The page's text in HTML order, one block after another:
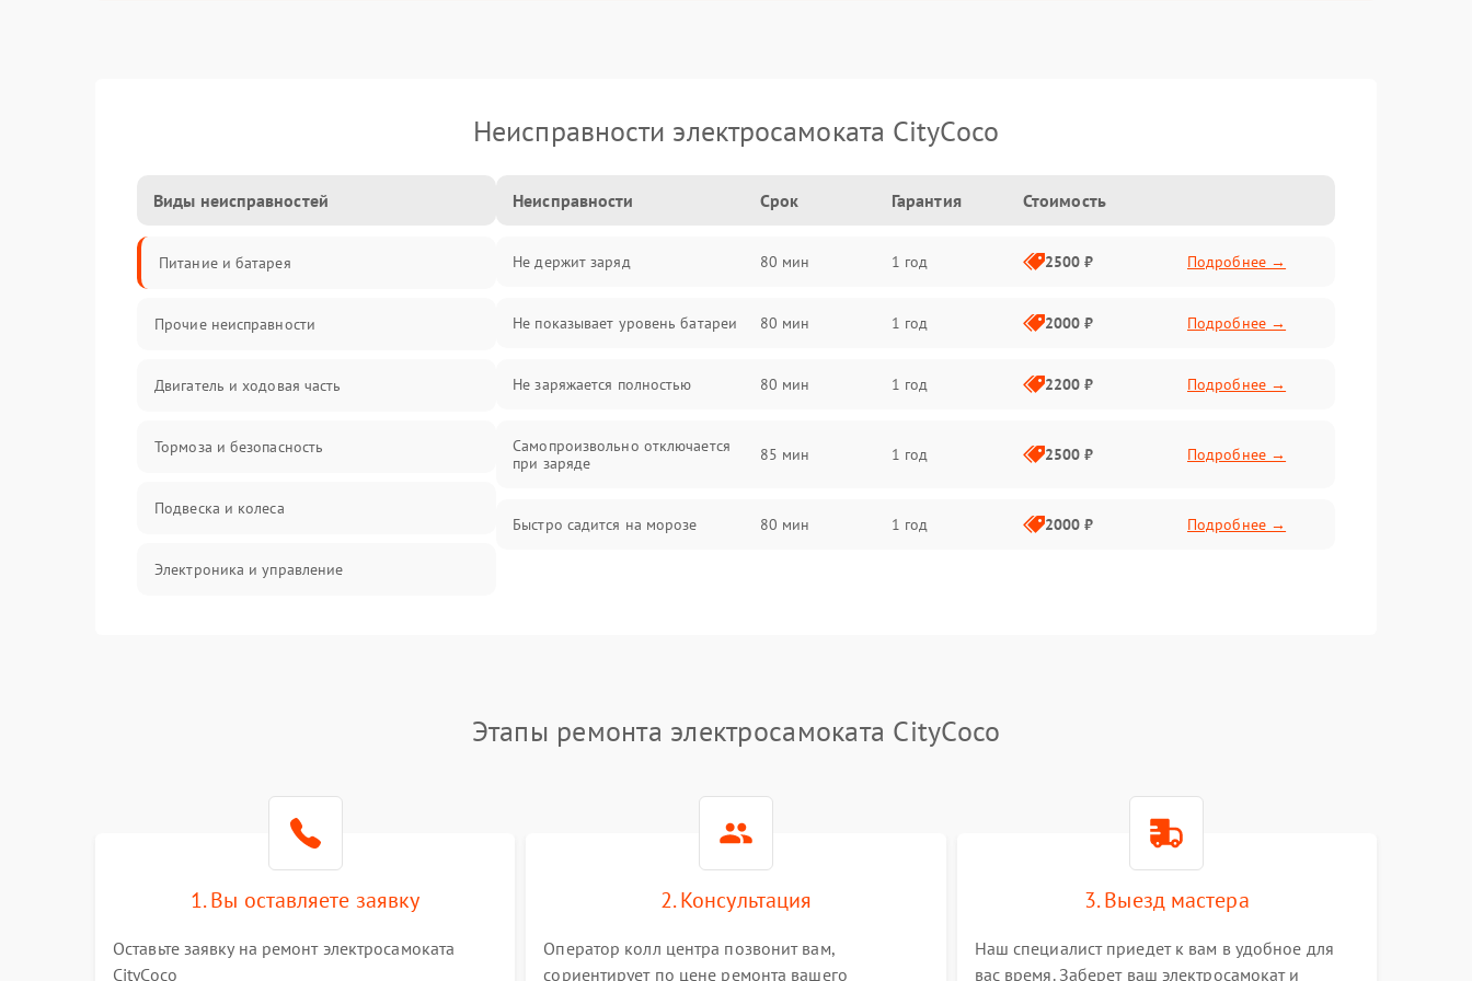
Неисправности электросамоката CityCoco
Виды неисправностей
Питание и батарея
Прочие неисправности
Двигатель и ходовая часть
Тормоза и безопасность
Подвеска и колеса
Электроника и управление
Механические повреждения
Неисправности Срок Гарантия Стоимость
Не держит заряд 80 мин 1 год 2500 ₽ Подробнее →
Не показывает уровень батареи 80 мин 1 год 2000 ₽ Подробнее →
Не заряжается полностью 80 мин 1 год 2200 ₽ Подробнее →
Самопроизвольно отключается
при заряде
85 мин 1 год 2500 ₽ Подробнее →
Быстро садится на морозе 80 мин 1 год 2000 ₽ Подробнее →
Этапы ремонта электросамоката CityCoco
1. Вы оставляете заявку
Оставьте заявку на ремонт электросамоката
CityCoco
2. Консультация
Оператор колл центра позвонит вам,
сориентирует по цене ремонта вашего
3. Выезд мастера
Наш специалист приедет к вам в удобное для
вас время. Заберет ваш электросамокат и